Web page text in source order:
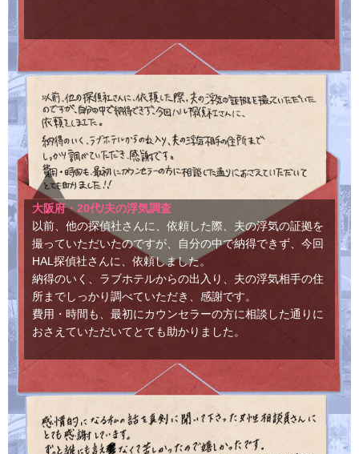
大阪府・20代/夫の浮気調査
以前、他の探偵社さんに、依頼した際、夫の浮気の証拠を
撮っていただいたのですが、自分の中で納得できず、今回
HAL探偵社さんに、依頼しました。
納得のいく、ラブホテルからの出入り、夫の浮気相手の住
所までしっかり調べていただき、感謝です。
費用・時間も、最初にカウンセラーの方に相談した通りに
おさえていただいてとても助かりました。